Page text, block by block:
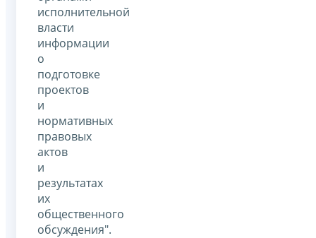
исполнительной
власти
информации
о
подготовке
проектов
и
нормативных
правовых
актов
и
результатах
их
общественного
обсуждения".